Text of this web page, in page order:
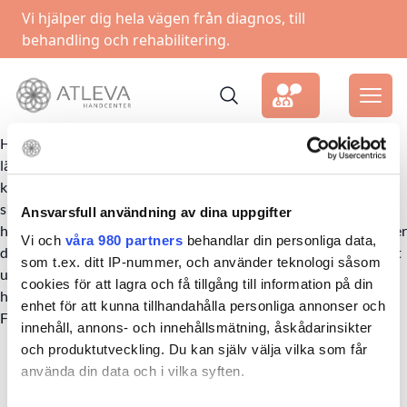
Ansvarsfull användning av dina uppgifter
Vi och våra 980 partners behandlar din personliga data,
som t.ex. ditt IP-nummer, och använder teknologi såsom
cookies för att lagra och få tillgång till information på din
enhet för att kunna tillhandahålla personliga annonser och
innehåll, annons- och innehållsmätning, åskådarinsikter
och produktutveckling. Du kan själv välja vilka som får
använda din data och i vilka syften.
Vi hjälper dig hela vägen från diagnos, till
behandling och rehabilitering.
HandCenter Göteborg välkomnar Wilhelm Odelberg som är en
läkarkandidat ifrån Nottingham.Wilhelm har även gjort
kandidatexamen i medicinsk vetenskap och nu som del av
slutskedet i hans utbildning utför han praktik på valfri ort, där
hans intresse för handkirurgi förde honom till HandCenter. Under
de kommande sju veckorna kommer han följa vår personal för att
utöka sina kunskaper och erfarenheter inom hand- och
handledskirurgi samt så skapas även möjlighet att delta i
FotCenters verksamhet med fot och fotledskirurgi.